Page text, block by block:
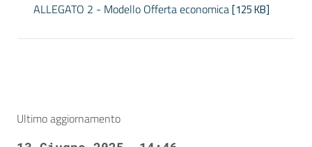
ALLEGATO 2 - Modello Offerta economica[125 KB]
Ultimo aggiornamento